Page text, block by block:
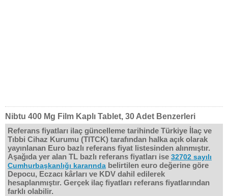
Nibtu 400 Mg Film Kaplı Tablet, 30 Adet Benzerleri
Referans fiyatları ilaç güncelleme tarihinde Türkiye İlaç ve
Tıbbi Cihaz Kurumu (TITCK) tarafından halka açık olarak
yayınlanan Euro bazlı referans fiyat listesinden alınmıştır.
Aşağıda yer alan TL bazlı referans fiyatları ise 32702 sayılı
Cumhurbaşkanlığı kararında belirtilen euro değerine göre
Depocu, Eczacı kârları ve KDV dahil edilerek
hesaplanmıştır. Gerçek ilaç fiyatları referans fiyatlarından
farklı olabilir.